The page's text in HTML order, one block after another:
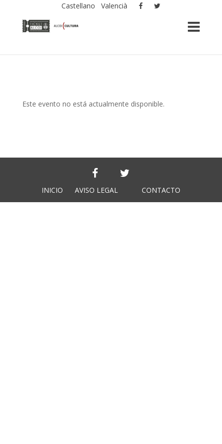
Castellano Valencià
Este evento no está actualmente disponible.
INICIO AVISO LEGAL CONTACTO